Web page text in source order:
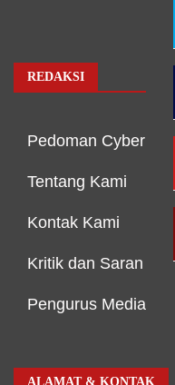
REDAKSI
Pedoman Cyber
Tentang Kami
Kontak Kami
Kritik dan Saran
Pengurus Media
ALAMAT & KONTAK